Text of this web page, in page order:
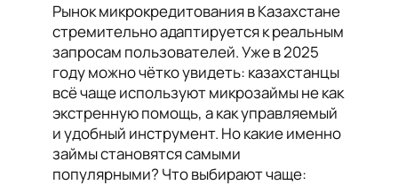
Рынок микрокредитования в Казахстане
стремительно адаптируется к реальным
запросам пользователей. Уже в 2025
году можно чётко увидеть: казахстанцы
всё чаще используют микрозаймы не как
экстренную помощь, а как управляемый
и удобный инструмент. Но какие именно
займы становятся самыми
популярными? Что выбирают чаще: